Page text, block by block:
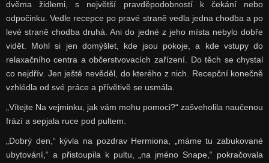
dvěma židlemi, s největší pravděpodobností k čekání nebo
odpočinku. Vedle recepce po pravé straně vedla jedna chodba a po
levé straně chodba druhá. Ani do jedné z jeho místa nebylo dobře
vidět. Mohl si jen domýšlet, kde jsou pokoje, a kde vstupy do
relaxačního centra a občerstvovacích zařízení. Do těch se chystal
co nejdřív. Jen ještě nevěděl, do kterého z nich. Recepční konečně
vzhlédla od své práce a přívětivě se usmála.
„Vítejte Na vejminku, jak vám mohu pomoci?“ zašveholila naučenou
frází a sepjala ruce pod pultem.
„Dobrý den,“ kývla na pozdrav Hermiona, „máme tu zabukované
ubytování,“ a přistoupila k pultu, „na jméno Snape,“ pokračovala